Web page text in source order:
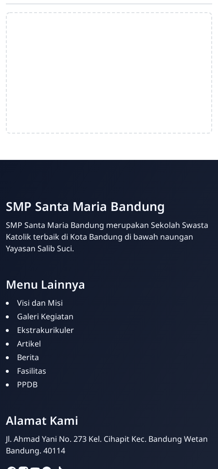
SMP Santa Maria Bandung
SMP Santa Maria Bandung merupakan Sekolah Swasta
Katolik terbaik di Kota Bandung di bawah naungan
Yayasan Salib Suci.
Menu Lainnya
Visi dan Misi
Galeri Kegiatan
Ekstrakurikuler
Artikel
Berita
Fasilitas
PPDB
Alamat Kami
Jl. Ahmad Yani No. 273 Kel. Cihapit Kec. Bandung Wetan
Bandung. 40114